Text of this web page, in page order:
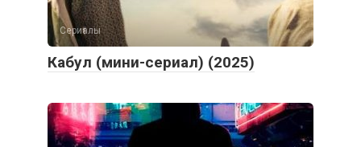
Сериалы
Кабул (мини-сериал) (2025)